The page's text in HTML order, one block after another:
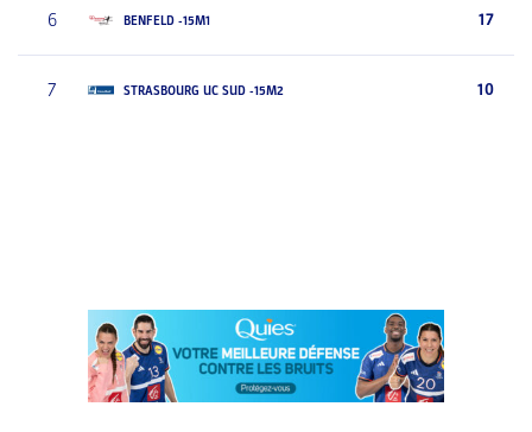
6 BENFELD -15M1 17
7 STRASBOURG UC SUD -15M2 10